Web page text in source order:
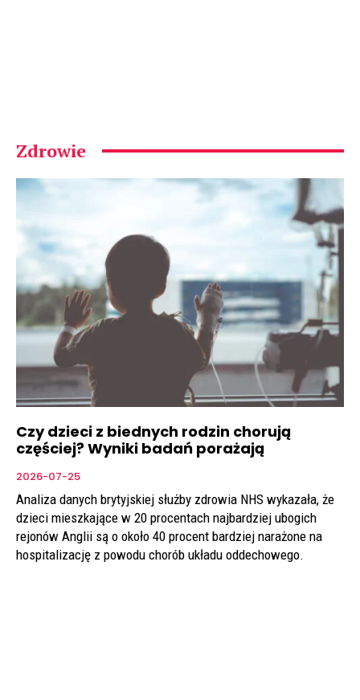
Zdrowie
Czy dzieci z biednych rodzin chorują
częściej? Wyniki badań porażają
2026-07-25
Analiza danych brytyjskiej służby zdrowia NHS wykazała, że
dzieci mieszkające w 20 procentach najbardziej ubogich
rejonów Anglii są o około 40 procent bardziej narażone na
hospitalizację z powodu chorób układu oddechowego.